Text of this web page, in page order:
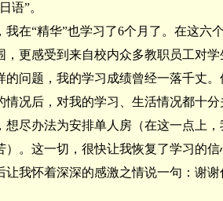
语”。
我在“精华”也学习了6个月了。在这六
，更感受到来自校内众多教职员工对
的问题，我的学习成绩曾经一落千丈
情况后，对我的学习、生活情况都十
想尽办法为安排单人房（在这一点上
）。这一切，很快让我恢复了学习的
怀着深深的感激之情说一句：谢谢